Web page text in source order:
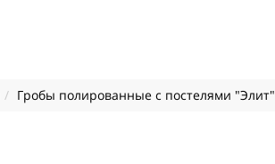
Гробы полированные с постелями "Элит"